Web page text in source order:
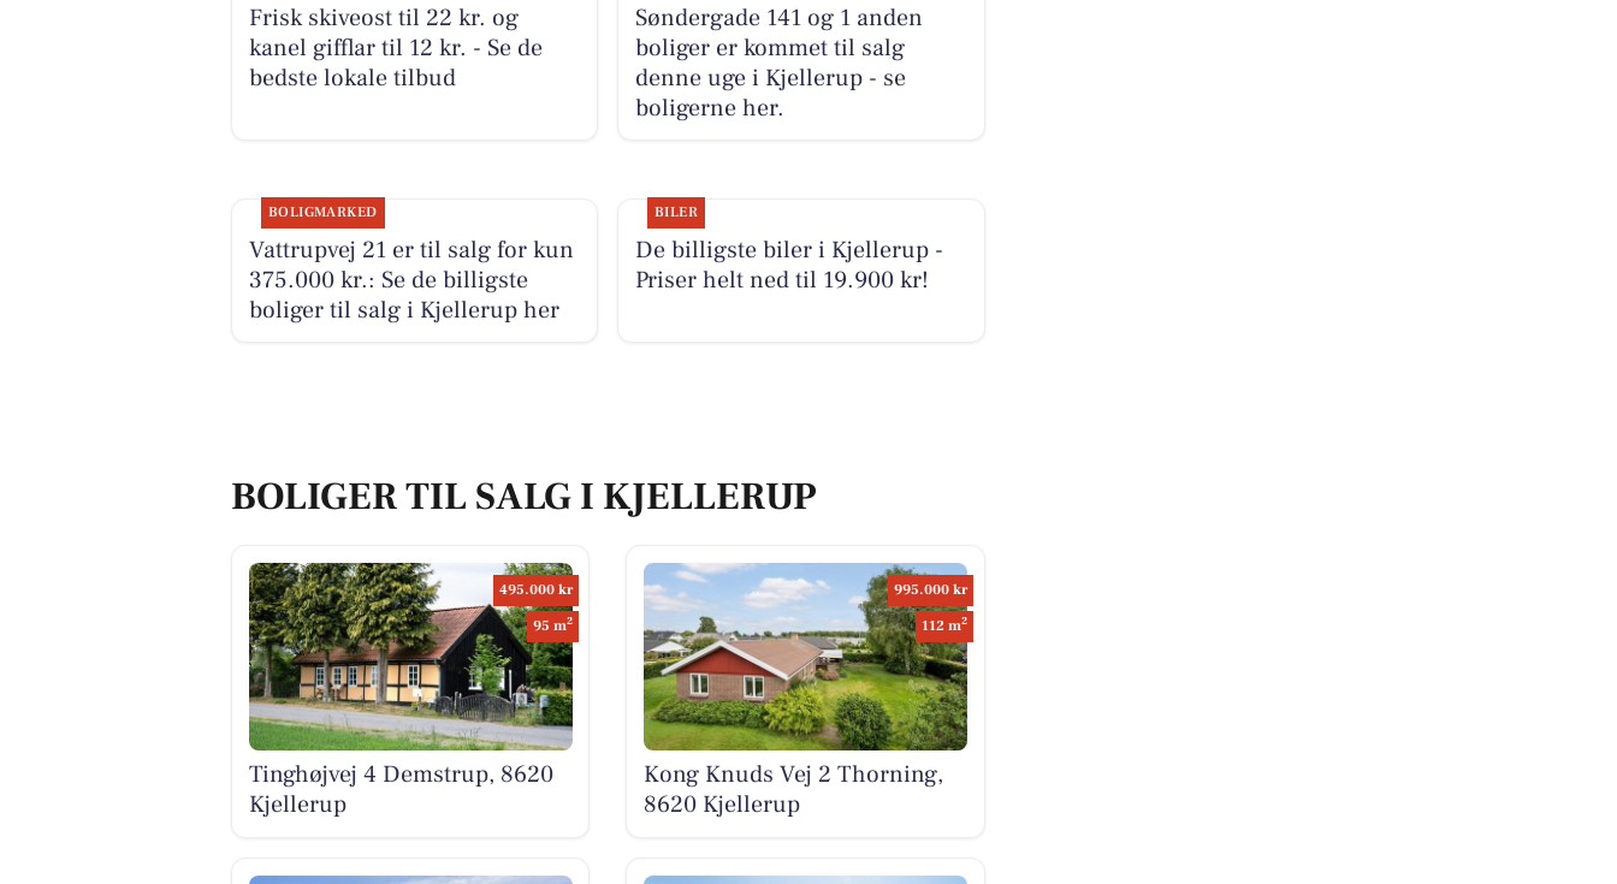
Frisk skiveost til 22 kr. og
kanel gifflar til 12 kr. - Se de
bedste lokale tilbud
Søndergade 141 og 1 anden
boliger er kommet til salg
denne uge i Kjellerup - se
boligerne her.
BOLIGMARKED
Vattrupvej 21 er til salg for kun
375.000 kr.: Se de billigste
boliger til salg i Kjellerup her
BILER
De billigste biler i Kjellerup -
Priser helt ned til 19.900 kr!
BOLIGER TIL SALG I KJELLERUP
495.000 kr
95 m2
Tinghøjvej 4 Demstrup, 8620
Kjellerup
995.000 kr
112 m2
Kong Knuds Vej 2 Thorning,
8620 Kjellerup